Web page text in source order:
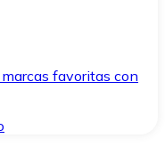
favoritas con